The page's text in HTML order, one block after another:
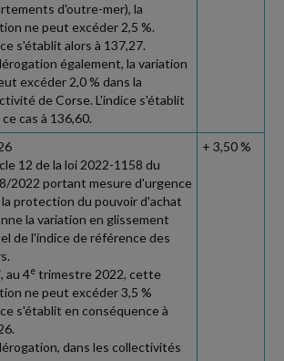
d'outre-mer), la
ne peut excéder 2,5 %.
s'établit alors à 137,27.
également, la variation
excéder 2,0 % dans la
de Corse. L'indice s'établit
cas à 136,60.
12 de la loi 2022-1158 du
2022 portant mesure d'urgence
protection du pouvoir d'achat
la variation en glissement
de l'indice de référence des
au 4e trimestre 2022, cette
ne peut excéder 3,5 %
s'établit en conséquence à
dans les collectivités
+ 3,50 %